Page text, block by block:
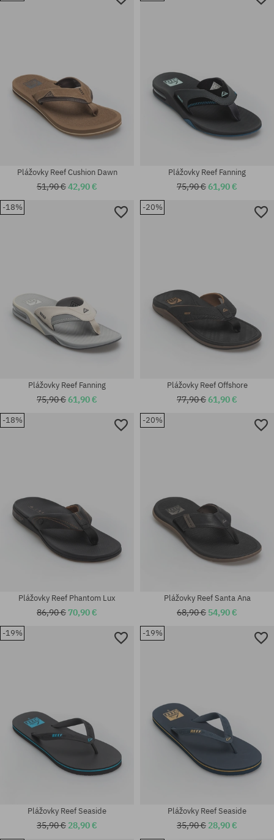
Plážovky Reef Cushion Dawn
51,90 €42,90 €
Plážovky Reef Fanning
75,90 €61,90 €
-18%
Plážovky Reef Fanning
75,90 €61,90 €
-20%
Plážovky Reef Offshore
77,90 €61,90 €
-18%
Plážovky Reef Phantom Lux
86,90 € 70,90 €
-20%
Plážovky Reef Santa Ana
68,90 € 54,90 €
-19%
Plážovky Reef Seaside
35,90 € 28,90 €
-19%
Plážovky Reef Seaside
35,90 € 28,90 €